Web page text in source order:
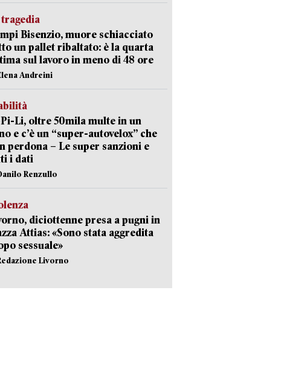
Bisenzio, muore schiacciato
un pallet ribaltato: è la quarta
sul lavoro in meno di 48 ore
Andreini
Li, oltre 50mila multe in un
e c’è un “super-autovelox” che
perdona – Le super sanzioni e
i dati
Renzullo
diciottenne presa a pugni in
Attias: «Sono stata aggredita
sessuale»
Livorno